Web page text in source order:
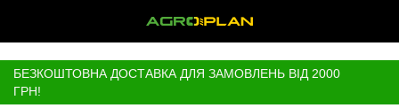
БЕЗКОШТОВНА ДОСТАВКА ДЛЯ ЗАМОВЛЕНЬ ВІД 2000
ГРН!